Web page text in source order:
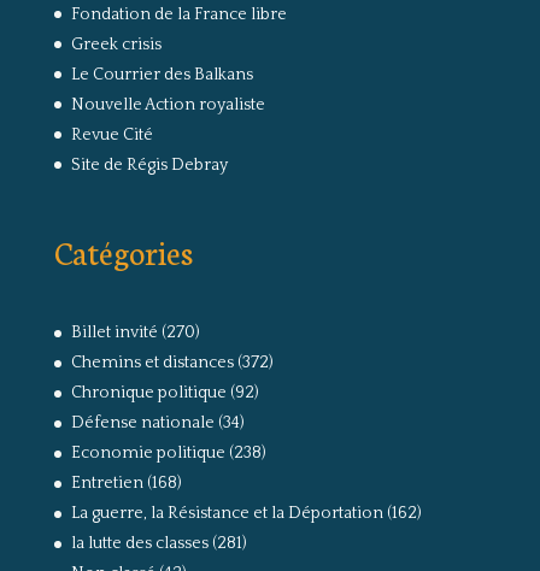
Fondation de la France libre
Greek crisis
Le Courrier des Balkans
Nouvelle Action royaliste
Revue Cité
Site de Régis Debray
Catégories
Billet invité (270)
Chemins et distances(372)
Chronique politique (92)
Défense nationale (34)
Economie politique (238)
Entretien(168)
La guerre, la Résistance et la Déportation(162)
la lutte des classes(281)